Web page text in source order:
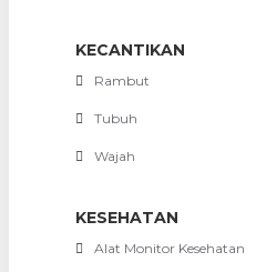
KECANTIKAN
Rambut
Tubuh
Wajah
KESEHATAN
Alat Monitor Kesehatan